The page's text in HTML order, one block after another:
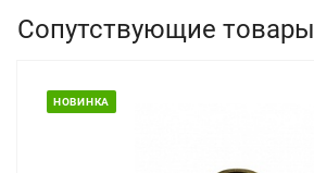
Сопутствующие товары
НОВИНКА